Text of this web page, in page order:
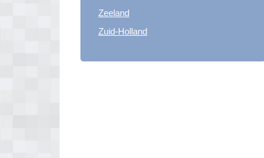
Zeeland
Zuid-Holland